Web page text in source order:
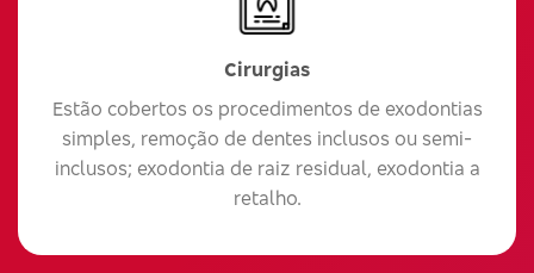
Cirurgias
Estão cobertos os procedimentos de exodontias
simples, remoção de dentes inclusos ou semi-
inclusos; exodontia de raiz residual, exodontia a
retalho.